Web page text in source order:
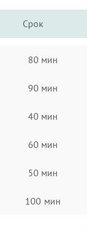
Срок
80 мин
90 мин
40 мин
60 мин
50 мин
100 мин